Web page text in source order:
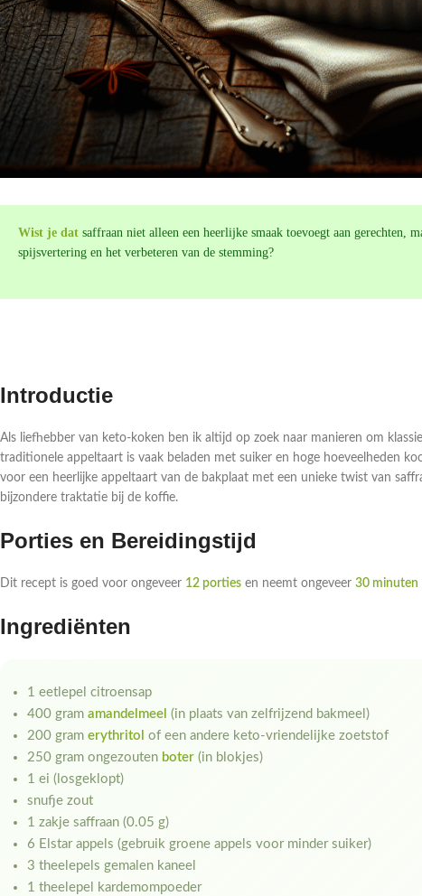
Wist je dat saffraan niet alleen een heerlijke smaak toevoegt aan gerechten,
spijsvertering en het verbeteren van de stemming?
Introductie
Als liefhebber van keto-koken ben ik altijd op zoek naar manieren om
traditionele appeltaart is vaak beladen met suiker en hoge hoeveelheden
voor een heerlijke appeltaart van de bakplaat met een unieke twist van
bijzondere traktatie bij de koffie.
Porties en Bereidingstijd
Dit recept is goed voor ongeveer 12 porties en neemt ongeveer 30 minuten
Ingrediënten
1 eetlepel citroensap
400 gram amandelmeel (in plaats van zelfrijzend bakmeel)
200 gram erythritol of een andere keto-vriendelijke zoetstof
250 gram ongezouten boter (in blokjes)
1 ei (losgeklopt)
snufje zout
1 zakje saffraan (0.05 g)
6 Elstar appels (gebruik groene appels voor minder suiker)
3 theelepels gemalen kaneel
1 theelepel kardemompoeder